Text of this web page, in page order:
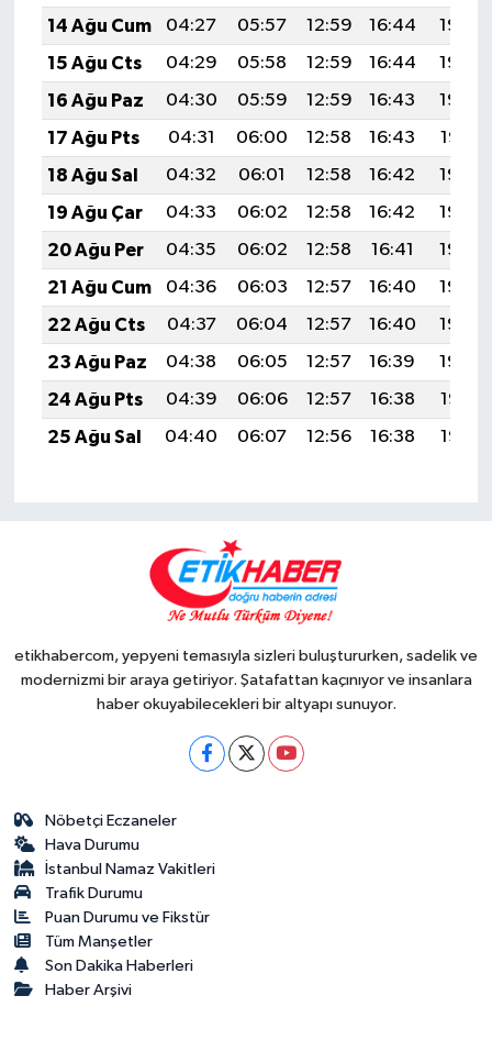
14 Ağu Cum
04:27 05:57 12:59 16:44
19:50
15 Ağu Cts
04:29 05:58 12:59 16:44
19:49
16 Ağu Paz
04:30 05:59 12:59 16:43
19:48
17 Ağu Pts
04:31 06:00 12:58 16:43
19:47
18 Ağu Sal
04:32 06:01 12:58 16:42
19:45
19 Ağu Çar
04:33 06:02 12:58 16:42
19:44
20 Ağu Per
04:35 06:02 12:58 16:41
19:43
21 Ağu Cum
04:36 06:03 12:57 16:40
19:42
22 Ağu Cts
04:37 06:04 12:57 16:40
19:40
23 Ağu Paz
04:38 06:05 12:57 16:39
19:39
24 Ağu Pts
04:39 06:06 12:57 16:38
19:38
25 Ağu Sal
04:40 06:07 12:56 16:38 19:36
etikhabercom, yepyeni temasıyla sizleri buluştururken, sadelik ve
modernizmi bir araya getiriyor. Şatafattan kaçınıyor ve insanlara
haber okuyabilecekleri bir altyapı sunuyor.
Nöbetçi Eczaneler
Hava Durumu
İstanbul Namaz Vakitleri
Trafik Durumu
Puan Durumu ve Fikstür
Tüm Manşetler
Son Dakika Haberleri
Haber Arşivi